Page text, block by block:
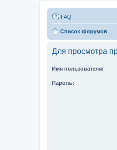
FAQ
Список форумов
Для просмотра
Имя пользователя:
Пароль: